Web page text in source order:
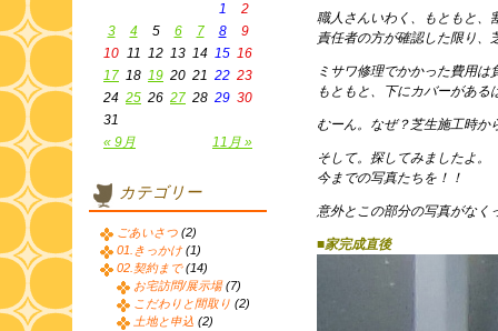
職人さんいわく、もともと、
責任者の方が確認した限り、
ミサワ修理でかかった費用
もともと、下にカバーがあ
むーん。なぜ？芝生施工時か
そして。探してみましたよ。
今までの写真たちを！！
意外とこの部分の写真がなく
■家完成直後
« 9月 11月 »
1
2
3
4 5 6 7 8
9
10 11 12 13 14 15 16
17 18 19 20 21 22 23
24 25 26 27 28 29 30
31
カテゴリー
ごあいさつ (2)
01.きっかけ (1)
02.契約まで(14)
お宅訪問/展示場(7)
こだわりと間取り (2)
土地と申込 (2)